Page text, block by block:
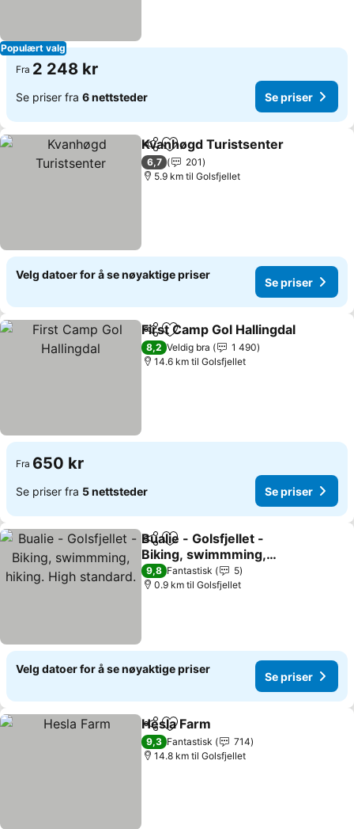
Populært valg
Fra 2 248 kr
Se priser fra 6 nettsteder Se priser
Del Legg til i favoritter
Kvanhøgd Turistsenter
6,7
201
5.9 km til Golsfjellet
Velg datoer for å se nøyaktige priser
Se priser
Del Legg til i favoritter
First Camp Gol Hallingdal
8,2 Veldig bra
1 490
14.6 km til Golsfjellet
Fra 650 kr
Se priser fra 5 nettsteder Se priser
Del Legg til i favoritter
Bualie - Golsfjellet -
Biking, swimmming,
hiking. High standard.
Se priser
9,8 Fantastisk
5
0.9 km til Golsfjellet
Velg datoer for å se nøyaktige priser
Se priser
Del Legg til i favoritter
Hesla Farm
9,3 Fantastisk
714
14.8 km til Golsfjellet